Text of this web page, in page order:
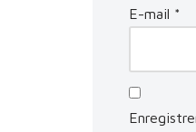
E-mail *